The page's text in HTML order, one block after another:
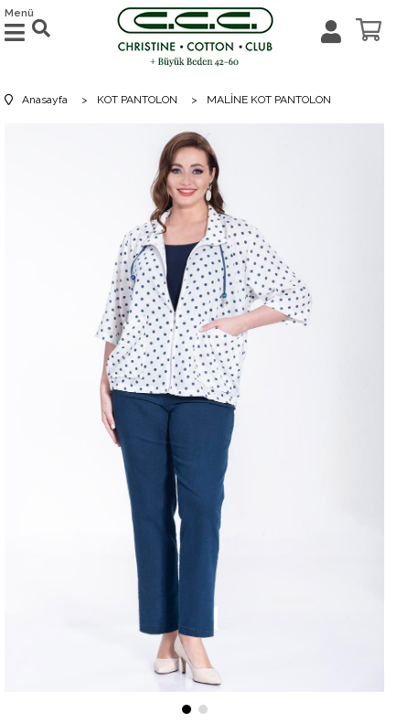
Menü
Anasayfa > KOT PANTOLON > MALİNE KOT PANTOLON